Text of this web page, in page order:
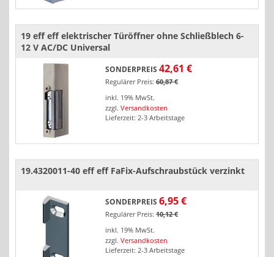
19 eff eff elektrischer Türöffner ohne Schließblech 6-
12 V AC/DC Universal
SONDERPREIS 42,61 €
Regulärer Preis: 60,87 €
inkl. 19% MwSt.
zzgl. Versandkosten
Lieferzeit: 2-3 Arbeitstage
19.4320011-40 eff eff FaFix-Aufschraubstück verzinkt
SONDERPREIS 6,95 €
Regulärer Preis: 10,12 €
inkl. 19% MwSt.
zzgl. Versandkosten
Lieferzeit: 2-3 Arbeitstage